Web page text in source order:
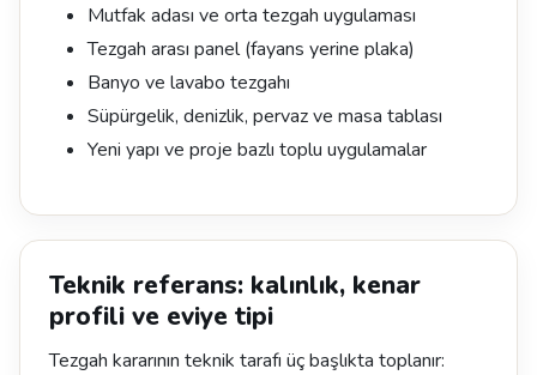
Mutfak adası ve orta tezgah uygulaması
Tezgah arası panel (fayans yerine plaka)
Banyo ve lavabo tezgahı
Süpürgelik, denizlik, pervaz ve masa tablası
Yeni yapı ve proje bazlı toplu uygulamalar
Teknik referans: kalınlık, kenar
profili ve eviye tipi
Tezgah kararının teknik tarafı üç başlıkta toplanır: